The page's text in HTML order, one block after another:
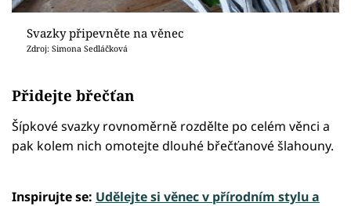
Svazky připevněte na věnec
Zdroj: Simona Sedláčková
Přidejte břečťan
Šípkové svazky rovnoměrně rozdělte po celém věnci a
pak kolem nich omotejte dlouhé břečťanové šlahouny.
Inspirujte se: Udělejte si věnec v přírodním stylu a